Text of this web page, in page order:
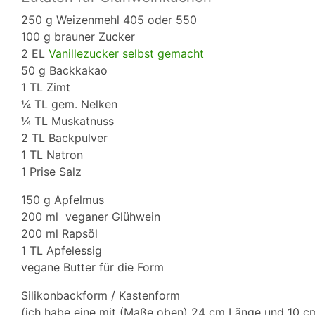
250 g Weizenmehl 405 oder 550
100 g brauner Zucker
2 EL Vanillezucker selbst gemacht
50 g Backkakao
1 TL Zimt
¼ TL gem. Nelken
¼ TL Muskatnuss
2 TL Backpulver
1 TL Natron
1 Prise Salz
150 g Apfelmus
200 ml veganer Glühwein
200 ml Rapsöl
1 TL Apfelessig
vegane Butter für die Form
Silikonbackform / Kastenform